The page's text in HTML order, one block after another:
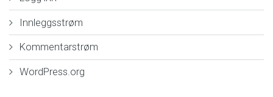
Innleggsstrøm
Kommentarstrøm
WordPress.org